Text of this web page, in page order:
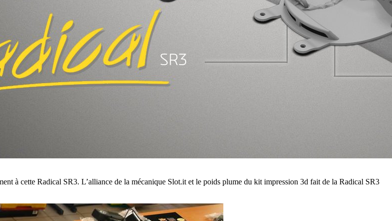
à cette Radical SR3. L’alliance de la mécanique Slot.it et le poids plume du kit impression 3d fait de la Radical SR3